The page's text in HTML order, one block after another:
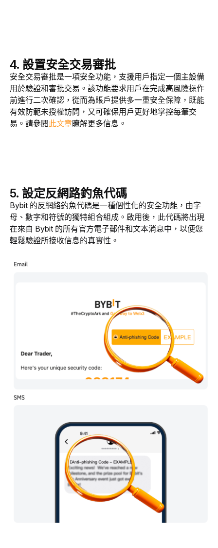
4. 設置安全交易審批
安全交易審批是一項安全功能，支援用戶指定一個主設備
用於驗證和審批交易。該功能要求用戶在完成高風險操作
前進行二次確認，從而為賬戶提供多一重安全保障，既能
有效防範未授權訪問，又可確保用戶更好地掌控每筆交
易。請參閱此文章瞭解更多信息。
5. 設定反網路釣魚代碼
Bybit 的反網絡釣魚代碼是一種個性化的安全功能，由字
母、數字和符號的獨特組合組成。啟用後，此代碼將出現
在來自 Bybit 的所有官方電子郵件和文本消息中，以便您
輕鬆驗證所接收信息的真實性。